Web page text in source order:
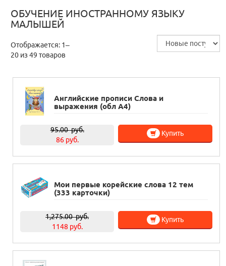
ОБУЧЕНИЕ ИНОСТРАННОМУ ЯЗЫКУ
МАЛЫШЕЙ
Отображается: 1–
20 из 49 товаров
Английские прописи Слова и
выражения (обл А4)
95.00руб.
86 руб.
Купить
Мои первые корейские слова 12 тем
(333 карточки)
1,275.00руб.
1148 руб.
Купить